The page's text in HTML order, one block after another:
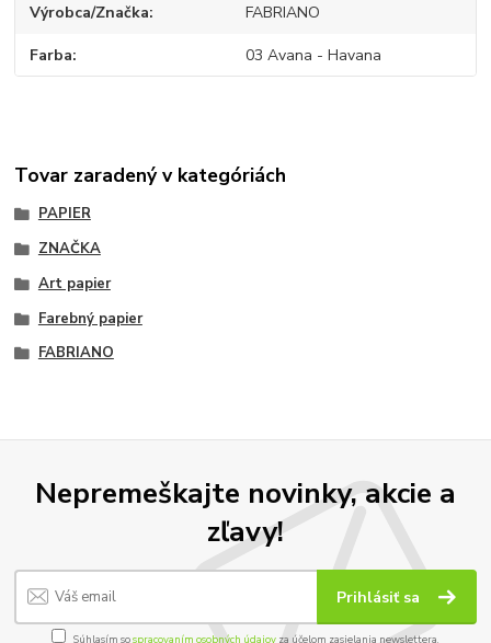
Výrobca/Značka FABRIANO
Farba 03 Avana - Havana
Tovar zaradený v kategóriách
PAPIER
ZNAČKA
Art papier
Farebný papier
FABRIANO
Nepremeškajte novinky, akcie a
zľavy!
Prihlásiť sa
Súhlasím sospracovaním osobných údajov za účelom zasielania newslettera.